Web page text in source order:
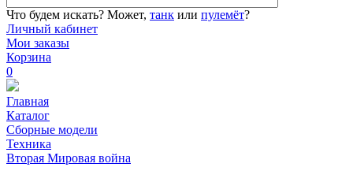
Что будем искать? Может, танк или пулемёт?
Личный кабинет
Мои заказы
Корзина
0
Главная
Каталог
Сборные модели
Техника
Вторая Мировая война